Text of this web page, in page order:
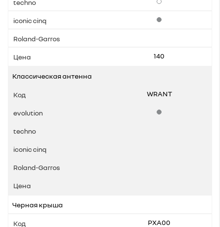
Опции
Стандартная
140
Классическая антенна
WRANT
Стандартная
Черная крыша
PXA00